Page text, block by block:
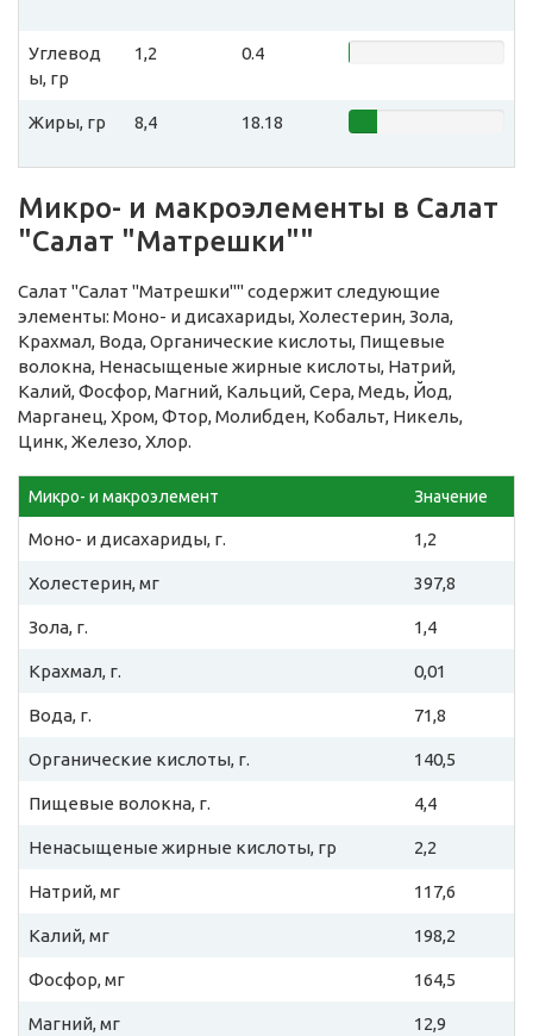
Углевод
ы, гр
1,2 0.4
Жиры, гр 8,4 18.18
Микро- и макроэлементы в Салат
"Салат "Матрешки""
Салат "Салат "Матрешки"" содержит следующие
элементы: Моно- и дисахариды, Холестерин, Зола,
Крахмал, Вода, Органические кислоты, Пищевые
волокна, Ненасыщеные жирные кислоты, Натрий,
Калий, Фосфор, Магний, Кальций, Сера, Медь, Йод,
Марганец, Хром, Фтор, Молибден, Кобальт, Никель,
Цинк, Железо, Хлор.
Микро- и макроэлемент Значение
Моно- и дисахариды, г. 1,2
Холестерин, мг 397,8
Зола, г. 1,4
Крахмал, г. 0,01
Вода, г. 71,8
Органические кислоты, г. 140,5
Пищевые волокна, г. 4,4
Ненасыщеные жирные кислоты, гр 2,2
Натрий, мг 117,6
Калий, мг 198,2
Фосфор, мг 164,5
Магний, мг 12,9